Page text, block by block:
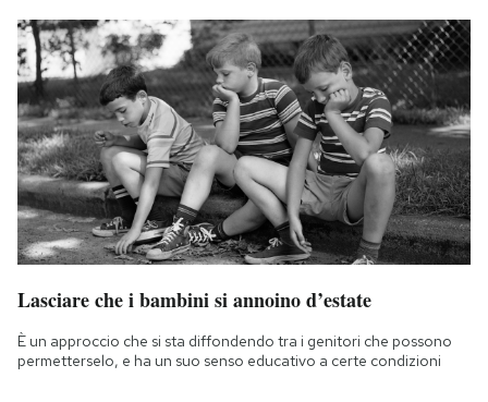
Lasciare che i bambini si annoino d’estate
È un approccio che si sta diffondendo tra i genitori che possono
permetterselo, e ha un suo senso educativo a certe condizioni